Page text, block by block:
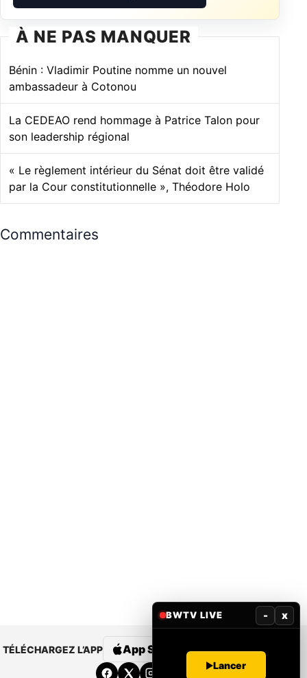
À NE PAS MANQUER
Bénin : Vladimir Poutine nomme un nouvel
ambassadeur à Cotonou
La CEDEAO rend hommage à Patrice Talon pour
son leadership régional
« Le règlement intérieur du Sénat doit être validé
par la Cour constitutionnelle », Théodore Holo
Commentaires
TÉLÉCHARGEZ L’APP App Store Google Play
BWTV LIVE - x
Lancer